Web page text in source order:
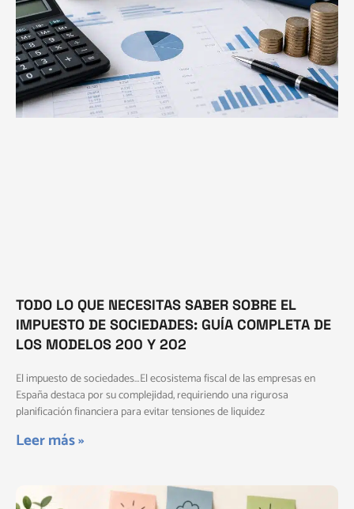
TODO LO QUE NECESITAS SABER SOBRE EL
IMPUESTO DE SOCIEDADES: GUÍA COMPLETA DE
LOS MODELOS 200 Y 202
El impuesto de sociedades…El ecosistema fiscal de las empresas en
España destaca por su complejidad, requiriendo una rigurosa
planificación financiera para evitar tensiones de liquidez
Leer más »